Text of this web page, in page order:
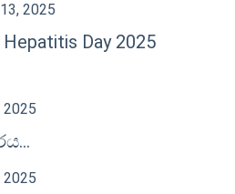
2025
Day 2025
2025
2025